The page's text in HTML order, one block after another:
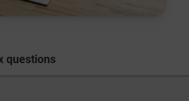
questions